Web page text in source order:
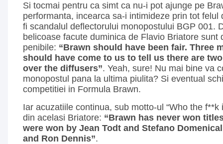
Si tocmai pentru ca simt ca nu-i pot ajunge pe
performanta, incearca sa-i intimideze prin tot felul
fi scandalul deflectorului monopostului BGP 001.
belicoase facute duminica de Flavio Briatore sunt
penibile: “Brawn should have been fair. Three
should have come to us to tell us there are
over the diffusers”. Yeah, sure! Nu mai bine va
monopostul pana la ultima piulita? Si eventual
competitiei in Formula Brawn.
Iar acuzatiile continua, sub motto-ul “Who the f**k
din acelasi Briatore: “Brawn has never won
were won by Jean Todt and Stefano
and Ron Dennis”.